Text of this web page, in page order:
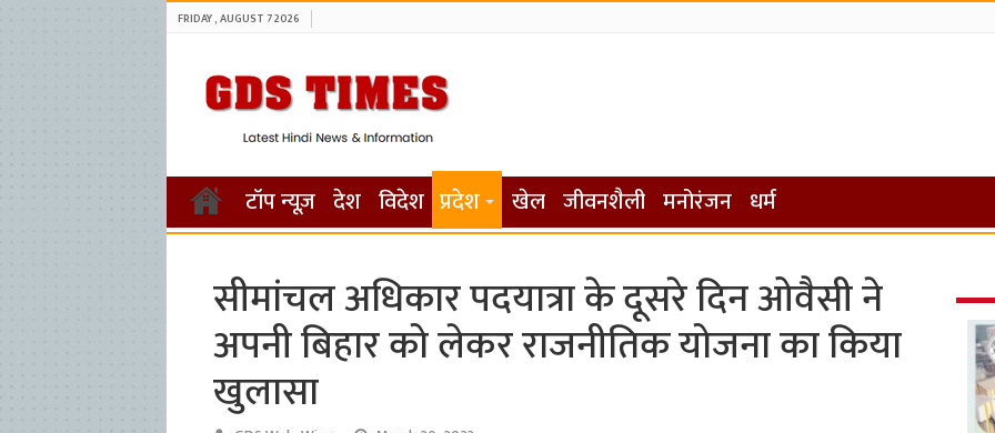
FRIDAY , AUGUST 7 2026
टॉप न्यूज़ देश विदेश प्रदेश खेल जीवनशैली मनोरंजन धर्म
सीमांचल अधिकार पदयात्रा के दूसरे दिन ओवैसी ने
अपनी बिहार को लेकर राजनीतिक योजना का किया
खुलासा